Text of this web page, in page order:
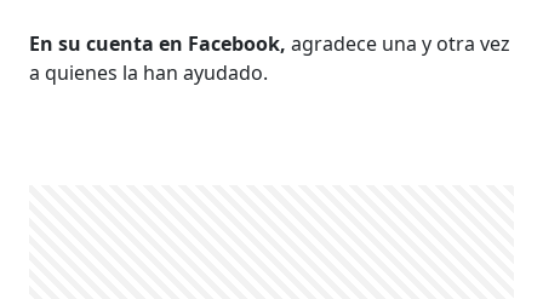
En su cuenta en Facebook,agradece una y otra vez
a quienes la han ayudado.